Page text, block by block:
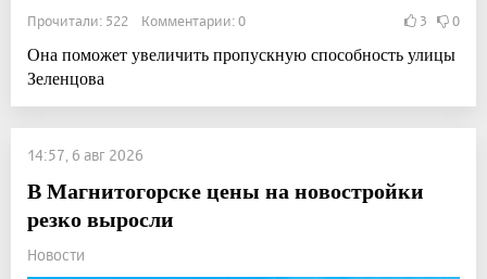
Прочитали: 522 Комментарии: 0 3 0
Она поможет увеличить пропускную способность улицы
Зеленцова
14:57, 6 авг 2026
В Магнитогорске цены на новостройки
резко выросли
Новости